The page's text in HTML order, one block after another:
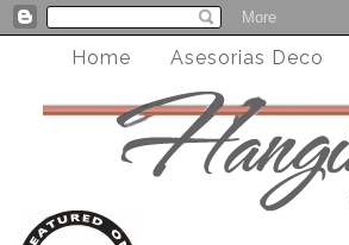
Home Asesorias Deco